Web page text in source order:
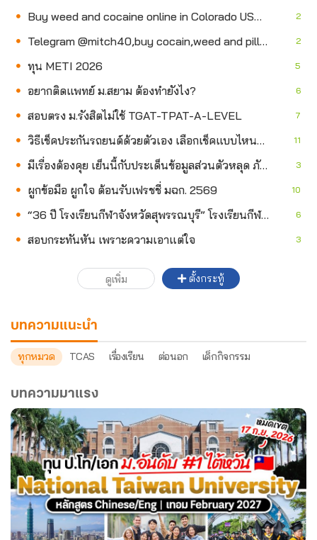
Buy weed and cocaine online in Colorado USA through telegram @mitch40
2
Telegram @mitch40,buy cocain,weed and pills online in Antwerp belgiu 2
ทุน METI 2026 5
อยากติดแพทย์ ม.สยาม ต้องทำยังไง? 6
สอบตรง ม.รังสิตไม่ใช้ TGAT-TPAT-A-LEVEL 7
วิธีเช็คประกันรถยนต์ด้วยตัวเอง เลือกเช็คแบบไหนได้บ้าง 11
มีเรื่องต้องคุย เย็นนี้กับประเด็นข้อมูลส่วนตัวหลุด ภัยร้ายไซเบอร์ 3
ผูกข้อมือ ผูกใจ ต้อนรับเฟรชชี่ มฉก. 2569 10
“36 ปี โรงเรียนกีฬาจังหวัดสุพรรณบุรี” โรงเรียนกีฬาแห่งแรกของไทย ขอเชิญร่วมทอดผ้าป่าเพื่อการศึกษาและกีฬา ฉลองวันคล้ายวันสถาปนา 7 ส.ค. 2569 6
สอบกระทันหัน เพราะความเอาแต่ใจ 3
ดูเพิ่ม ตั้งกระทู้
บทความแนะนำ
ทุกหมวด TCAS เรื่องเรียน ต่อนอก เด็กกิจกรรม
บทความมาแรง